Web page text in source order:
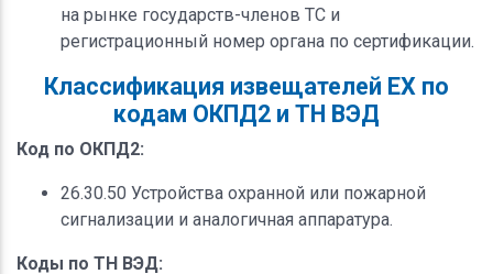
на рынке государств-членов ТС и
регистрационный номер органа по сертификации.
Классификация извещателей ЕХ по
кодам ОКПД2 и ТН ВЭД
Код по ОКПД2:
26.30.50 Устройства охранной или пожарной
сигнализации и аналогичная аппаратура.
Коды по ТН ВЭД: